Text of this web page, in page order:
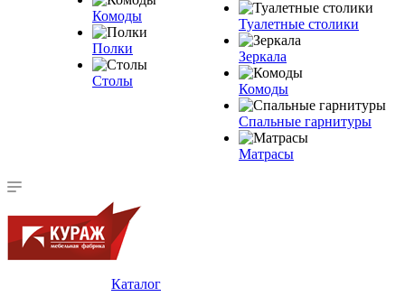
Комоды
Полки
Столы
Туалетные столики
Зеркала
Комоды
Спальные гарнитуры
Матрасы
Каталог